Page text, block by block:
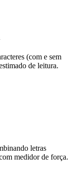
(com e sem
de leitura.
letras
medidor de força.